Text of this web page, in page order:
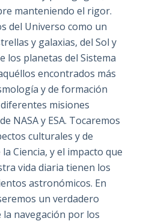
manteniendo el rigor.
del Universo como un
y galaxias, del Sol y
los planetas del Sistema
encontrados más
y de formación
misiones
NASA y ESA. Tocaremos
culturales y de
Ciencia, y el impacto que
vida diaria tienen los
astronómicos. En
un verdadero
navegación por los